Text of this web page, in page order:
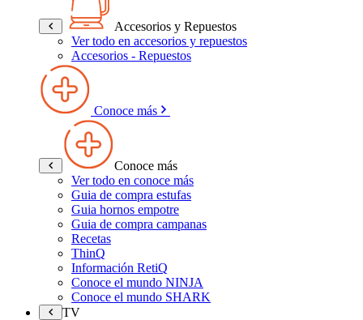
Accesorios y Repuestos
Ver todo en accesorios y repuestos
Accesorios - Repuestos
Conoce más
Conoce más
Ver todo en conoce más
Guia de compra estufas
Guia hornos empotre
Guia de compra campanas
Recetas
ThinQ
Información RetiQ
Conoce el mundo NINJA
Conoce el mundo SHARK
TV